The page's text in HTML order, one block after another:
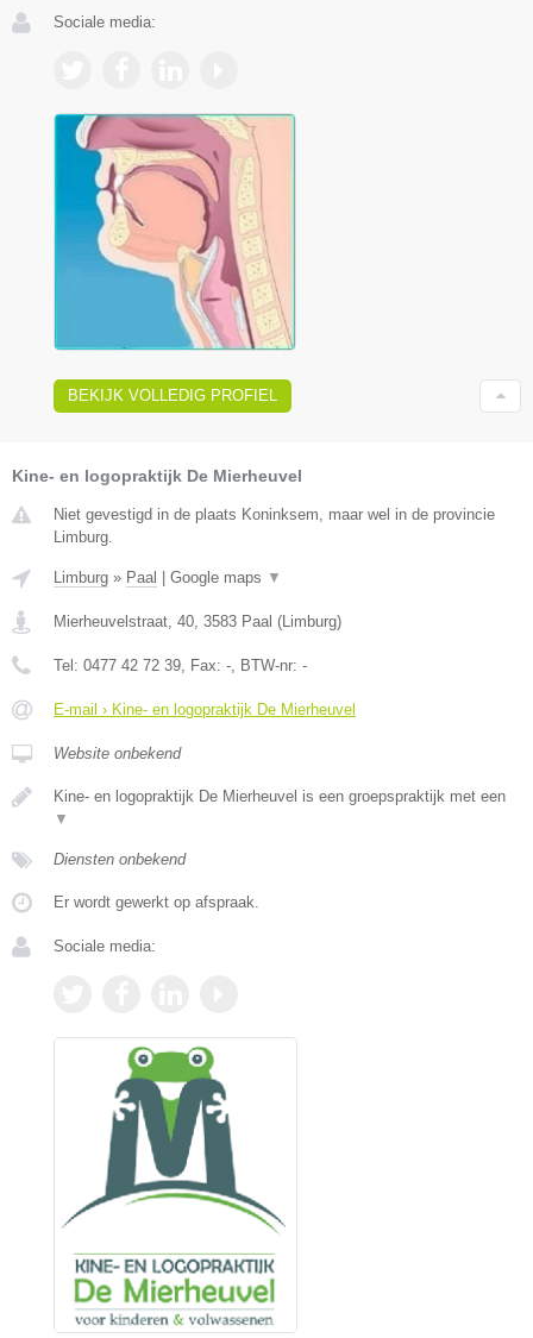
Sociale media:
BEKIJK VOLLEDIG PROFIEL
Kine- en logopraktijk De Mierheuvel
Niet gevestigd in de plaats Koninksem, maar wel in de provincie
Limburg.
Limburg » Paal | Google maps ▼
Mierheuvelstraat, 40 3583 Paal (Limburg)
Tel: 0477 42 72 39 , Fax: - , BTW-nr: -
E-mail › Kine- en logopraktijk De Mierheuvel
Website onbekend
Kine- en logopraktijk De Mierheuvel is een groepspraktijk met een
▼
Diensten onbekend
Er wordt gewerkt op afspraak.
Sociale media: